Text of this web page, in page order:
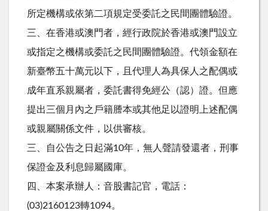
所定機構或依第二項規定受委託之民間團體驗證。
三、在香港或澳門者，經行政院於香港或澳門設立
或指定之機構或委託之民間團體驗證。代領金額在
新臺幣五十萬元以下，且代理人為具保人之配偶或
成年直系親屬者，委託書得免經公（認）證。但應
提出三個月內之戶籍謄本或其他足以證明上述配偶
或親屬關係文件，以供審核。
三、自公告之日起滿10年，無人聲請發還者，刑事
保證金及利息歸屬國庫。
四、本案承辦人：音股書記官，電話：
(03)2160123轉1094。